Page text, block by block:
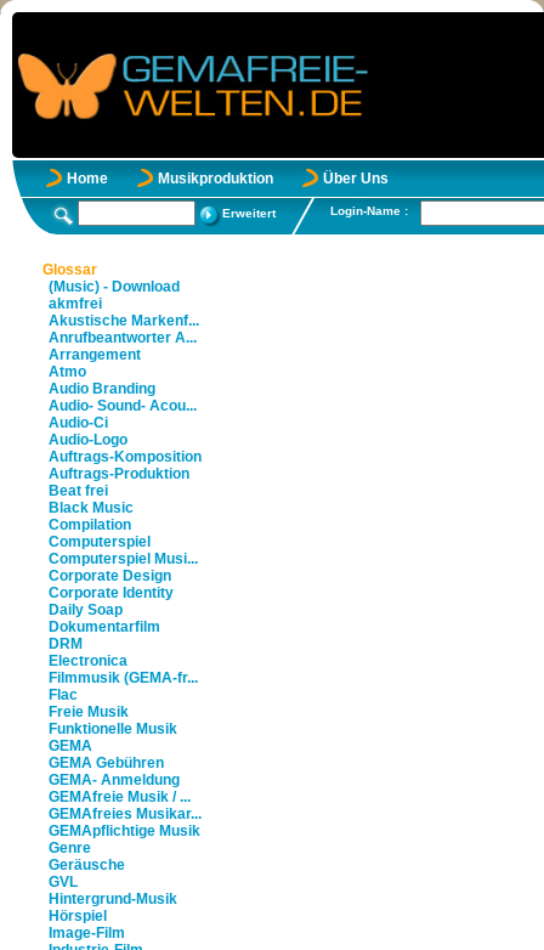
Home Musikproduktion Über Uns
Erweitert Login-Name :
Glossar
(Music) - Download
akmfrei
Akustische Markenf...
Anrufbeantworter A...
Arrangement
Atmo
Audio Branding
Audio- Sound- Acou...
Audio-Ci
Audio-Logo
Auftrags-Komposition
Auftrags-Produktion
Beat frei
Black Music
Compilation
Computerspiel
Computerspiel Musi...
Corporate Design
Corporate Identity
Daily Soap
Dokumentarfilm
DRM
Electronica
Filmmusik (GEMA-fr...
Flac
Freie Musik
Funktionelle Musik
GEMA
GEMA Gebühren
GEMA- Anmeldung
GEMAfreie Musik / ...
GEMAfreies Musikar...
GEMApflichtige Musik
Genre
Geräusche
GVL
Hintergrund-Musik
Hörspiel
Image-Film